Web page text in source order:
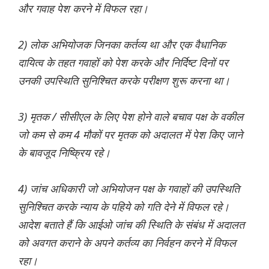
और गवाह पेश करने में विफल रहा।
2) लोक अभियोजक जिनका कर्तव्य था और एक वैधानिक
दायित्व के तहत गवाहों को पेश करके और निर्दिष्ट दिनों पर
उनकी उपस्थिति सुनिश्चित करके परीक्षण शुरू करना था।
3) मृतक / सीसीएल के लिए पेश होने वाले बचाव पक्ष के वकील
जो कम से कम 4 मौकों पर मृतक को अदालत में पेश किए जाने
के बावजूद निष्क्रिय रहे।
4) जांच अधिकारी जो अभियोजन पक्ष के गवाहों की उपस्थिति
सुनिश्चित करके न्याय के पहिये को गति देने में विफल रहे।
आदेश बताते हैं कि आईओ जांच की स्थिति के संबंध में अदालत
को अवगत कराने के अपने कर्तव्य का निर्वहन करने में विफल
रहा।